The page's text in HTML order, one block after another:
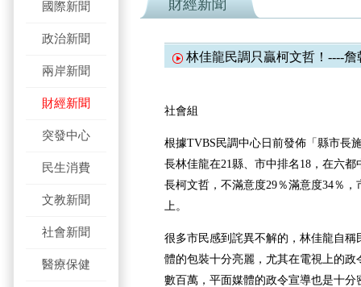
國際新聞
政治新聞
兩岸新聞
財經新聞
突發中心
民生消費
文教新聞
社會新聞
醫療保健
財經新聞
林佳龍民調只贏柯文哲！----詹
社會組
根據TVBS民調中心日前發佈「縣市長
長林佳龍在21縣、市中排名18，在六
長柯文哲，不滿意度29％滿意度34％
上。
很多市民感到詫異不解的，林佳龍自
體的包裝十分亮麗，尤其在電視上的
數百萬，平面媒體的政令宣導也是十